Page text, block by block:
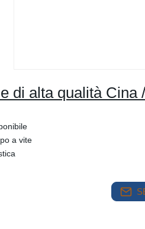
di alta qualità
a vite